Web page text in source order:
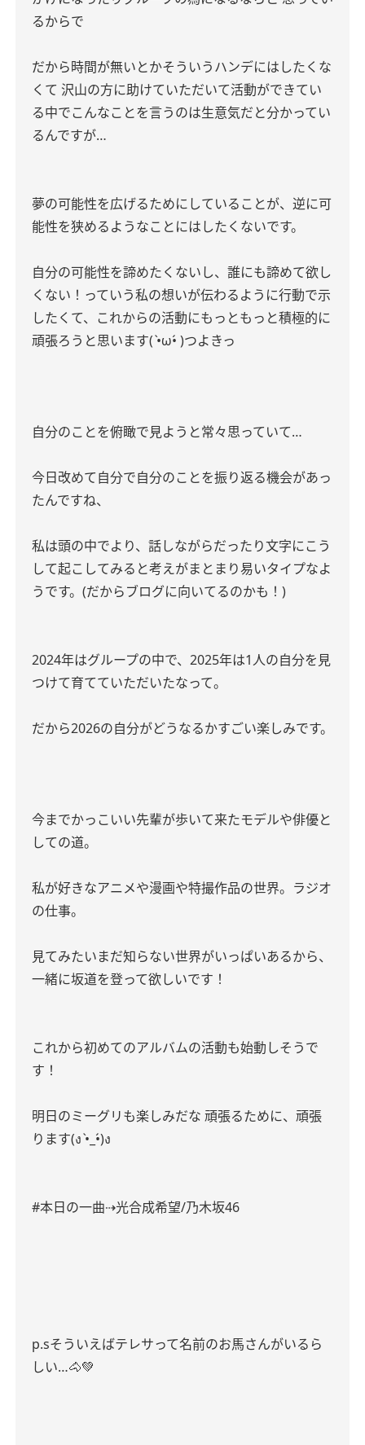
るからで
だから時間が無いとかそういうハンデにはしたくな
くて 沢山の方に助けていただいて活動ができてい
る中でこんなことを言うのは生意気だと分かってい
るんですが…
夢の可能性を広げるためにしていることが、逆に可
能性を狭めるようなことにはしたくないです。
自分の可能性を諦めたくないし、誰にも諦めて欲し
くない！っていう私の想いが伝わるように行動で示
したくて、これからの活動にもっともっと積極的に
頑張ろうと思います( •̀ω•́ )つよきっ
自分のことを俯瞰で見ようと常々思っていて…
今日改めて自分で自分のことを振り返る機会があっ
たんですね、
私は頭の中でより、話しながらだったり文字にこう
して起こしてみると考えがまとまり易いタイプなよ
うです。(だからブログに向いてるのかも！)
2024年はグループの中で、2025年は1人の自分を見
つけて育てていただいたなって。
だから2026の自分がどうなるかすごい楽しみです。
今までかっこいい先輩が歩いて来たモデルや俳優と
しての道。
私が好きなアニメや漫画や特撮作品の世界。ラジオ
の仕事。
見てみたいまだ知らない世界がいっぱいあるから、
一緒に坂道を登って欲しいです！
これから初めてのアルバムの活動も始動しそうで
す！
明日のミーグリも楽しみだな 頑張るために、頑張
ります(ง •̀_•́)ง
#本日の一曲⇢光合成希望/乃木坂46
p.sそういえばテレサって名前のお馬さんがいるら
しい…🐴‪💚